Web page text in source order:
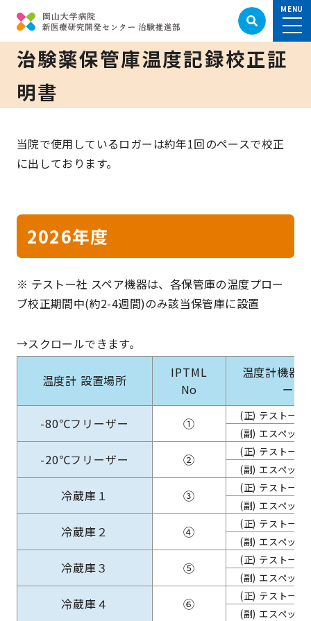
治験薬保管庫温度記録校正証
明書
当院で使用しているロガーは約年1回のペースで校正
に出しております。
2026年度
※ テストー社 スペア機器は、各保管庫の温度プロー
ブ校正期間中(約2-4週間)のみ該当保管庫に設置
温度計 設置場所
IPTML
No
温度計機器
ー
-80℃フリーザー ①
(正) テストー社
(副) エスペック
-20℃フリーザー ②
(正) テストー社
(副) エスペック
冷蔵庫１ ③
(正) テストー社
(副) エスペック
冷蔵庫２ ④
(正) テストー社
(副) エスペック
冷蔵庫３ ⑤
(正) テストー社
(副) エスペック
冷蔵庫４ ⑥
(正) テストー社
(副) エスペック